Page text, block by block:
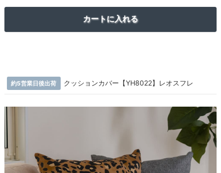
約5営業日後出荷 クッションカバー【YH8022】レオスフレ